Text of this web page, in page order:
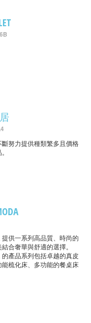
努力提供種類繁多且價格
供一系列高品質、時尚的
合奢華與舒適的選擇。
產品系列包括卓越的真皮
梳化床、多功能的餐桌床